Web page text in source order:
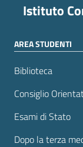
Istituto
AREA STUDENTI
Biblioteca
Consiglio
Esami di Stato
Dopo la terza